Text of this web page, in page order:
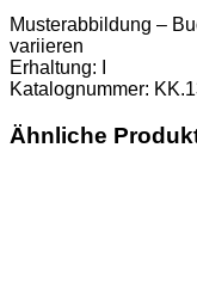
Musterabbildung –
variieren
Erhaltung: I
Katalognummer:
Ähnliche